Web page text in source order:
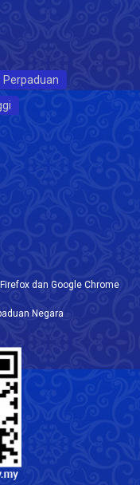
dan Google Chrome
Negara